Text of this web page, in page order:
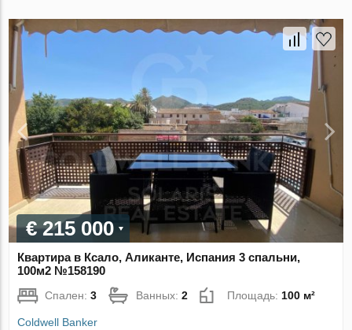
€ 215 000
Квартира в Ксало, Аликанте, Испания 3 спальни,
100м2 №158190
Спален:3 Ванных:2 Площадь: 100 м²
Coldwell Banker